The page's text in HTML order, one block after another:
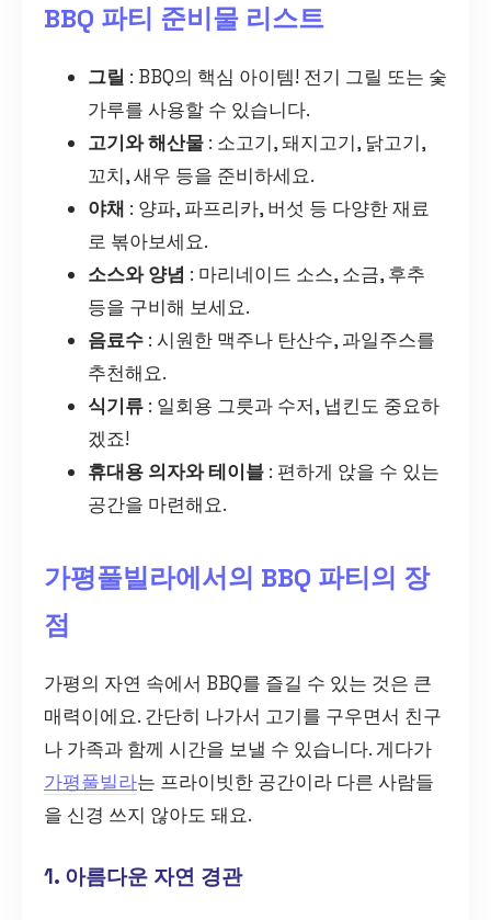
BBQ 파티 준비물 리스트
그릴 : BBQ의 핵심 아이템! 전기 그릴 또는 숯
가루를 사용할 수 있습니다.
고기와 해산물 : 소고기, 돼지고기, 닭고기,
꼬치, 새우 등을 준비하세요.
야채 : 양파, 파프리카, 버섯 등 다양한 재료
로 볶아보세요.
소스와 양념 : 마리네이드 소스, 소금, 후추
등을 구비해 보세요.
음료수 : 시원한 맥주나 탄산수, 과일주스를
추천해요.
식기류 : 일회용 그릇과 수저, 냅킨도 중요하
겠죠!
휴대용 의자와 테이블 : 편하게 앉을 수 있는
공간을 마련해요.
가평풀빌라에서의 BBQ 파티의 장
점
가평의 자연 속에서 BBQ를 즐길 수 있는 것은 큰
매력이에요. 간단히 나가서 고기를 구우면서 친구
나 가족과 함께 시간을 보낼 수 있습니다. 게다가
가평풀빌라는 프라이빗한 공간이라 다른 사람들
을 신경 쓰지 않아도 돼요.
1. 아름다운 자연 경관